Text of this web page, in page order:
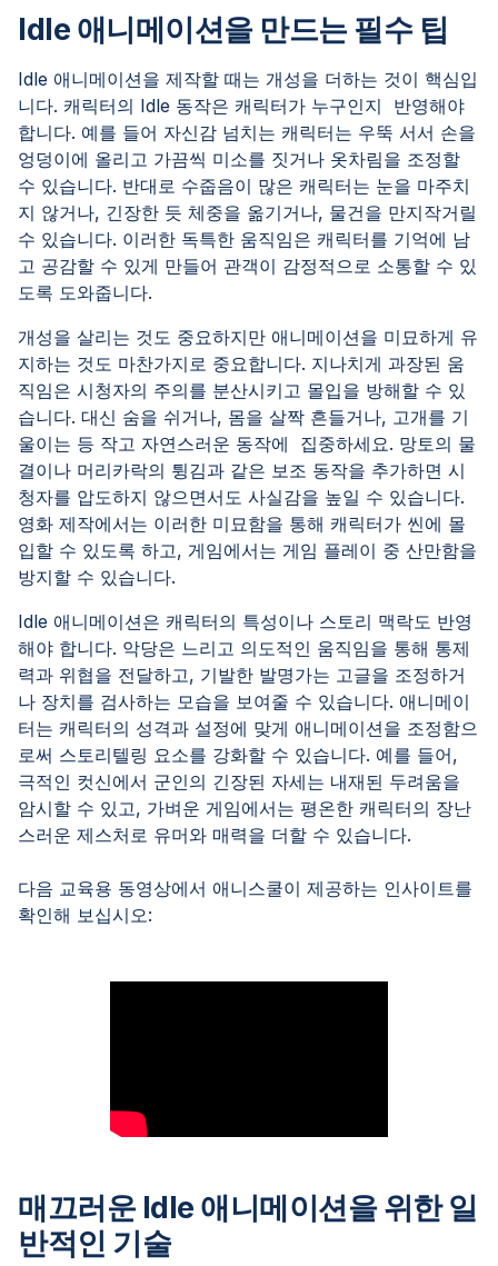
Idle 애니메이션을 만드는 필수 팁
Idle 애니메이션을 제작할 때는 개성을 더하는 것이 핵심입
니다. 캐릭터의 Idle 동작은 캐릭터가 누구인지 반영해야
합니다. 예를 들어 자신감 넘치는 캐릭터는 우뚝 서서 손을
엉덩이에 올리고 가끔씩 미소를 짓거나 옷차림을 조정할
수 있습니다. 반대로 수줍음이 많은 캐릭터는 눈을 마주치
지 않거나, 긴장한 듯 체중을 옮기거나, 물건을 만지작거릴
수 있습니다. 이러한 독특한 움직임은 캐릭터를 기억에 남
고 공감할 수 있게 만들어 관객이 감정적으로 소통할 수 있
도록 도와줍니다.
개성을 살리는 것도 중요하지만 애니메이션을 미묘하게 유
지하는 것도 마찬가지로 중요합니다. 지나치게 과장된 움
직임은 시청자의 주의를 분산시키고 몰입을 방해할 수 있
습니다. 대신 숨을 쉬거나, 몸을 살짝 흔들거나, 고개를 기
울이는 등 작고 자연스러운 동작에 집중하세요. 망토의 물
결이나 머리카락의 튕김과 같은 보조 동작을 추가하면 시
청자를 압도하지 않으면서도 사실감을 높일 수 있습니다.
영화 제작에서는 이러한 미묘함을 통해 캐릭터가 씬에 몰
입할 수 있도록 하고, 게임에서는 게임 플레이 중 산만함을
방지할 수 있습니다.
Idle 애니메이션은 캐릭터의 특성이나 스토리 맥락도 반영
해야 합니다. 악당은 느리고 의도적인 움직임을 통해 통제
력과 위협을 전달하고, 기발한 발명가는 고글을 조정하거
나 장치를 검사하는 모습을 보여줄 수 있습니다. 애니메이
터는 캐릭터의 성격과 설정에 맞게 애니메이션을 조정함으
로써 스토리텔링 요소를 강화할 수 있습니다. 예를 들어,
극적인 컷신에서 군인의 긴장된 자세는 내재된 두려움을
암시할 수 있고, 가벼운 게임에서는 평온한 캐릭터의 장난
스러운 제스처로 유머와 매력을 더할 수 있습니다.
다음 교육용 동영상에서 애니스쿨이 제공하는 인사이트를
확인해 보십시오:
매끄러운 Idle 애니메이션을 위한 일
반적인 기술